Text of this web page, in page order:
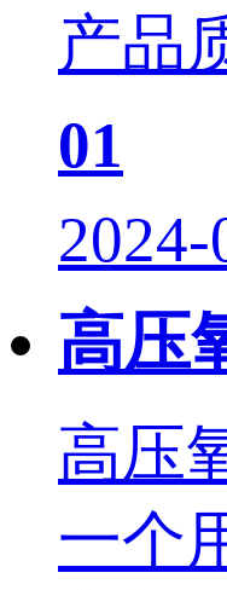
产品
01
2024-
高压
高压
一个